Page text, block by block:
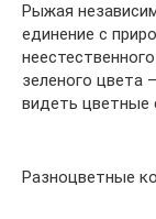
Рыжая
единение с
зеленого цвета
видеть цветные
Разноцветные